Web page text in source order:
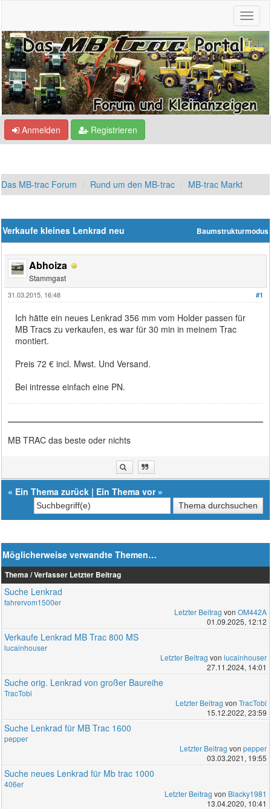
Anmelden Registrieren
Das MB-trac Forum Rund um den MB-trac MB-trac Markt
Baumstrukturmodus
Verkaufe kleines Lenkrad neu
Abhoiza
Stammgast
#1
31.03.2015, 16:48
Ich hätte ein neues Lenkrad 356 mm vom Holder passen für
MB Tracs zu verkaufen, es war für 30 min in meinem Trac
montiert.
Preis 72 € incl. Mwst. Und Versand.
Bei intresse einfach eine PN.
MB TRAC das beste oder nichts
« Ein Thema zurück | Ein Thema vor»
Möglicherweise verwandte Themen…
Thema / Verfasser Letzter Beitrag
Suche Lenkrad
fahrervom1500er
Letzter Beitrag von OM442A
01.09.2025, 12:12
Verkaufe Lenkrad MB Trac 800 MS
lucainhouser
Letzter Beitrag von lucainhouser
27.11.2024, 14:01
Suche orig. Lenkrad von großer Baureihe
TracTobi
Letzter Beitrag von TracTobi
15.12.2022, 23:59
Suche Lenkrad für MB Trac 1600
pepper
Letzter Beitrag von pepper
03.03.2021, 19:55
Suche neues Lenkrad für Mb trac 1000
406er
Letzter Beitrag von Blacky1981
13.04.2020, 10:41